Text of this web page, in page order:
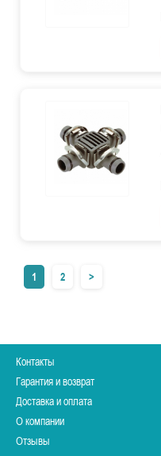
1 2 >
Контакты
Гарантия и возврат
Доставка и оплата
О компании
Отзывы